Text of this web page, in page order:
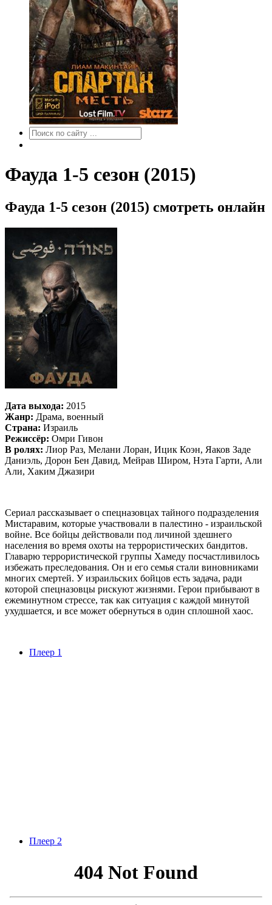
Фауда 1-5 сезон (2015)
Фауда 1-5 сезон (2015) смотреть онлайн
Дата выхода: 2015
Жанр: Драма, военный
Страна: Израиль
Режиссёр: Омри Гивон
В ролях: Лиор Раз, Мелани Лоран, Ицик Коэн, Яаков Заде
Даниэль, Дорон Бен Давид, Мейрав Широм, Нэта Гарти, Али
Али, Хаким Джазири
Сериал рассказывает о спецназовцах тайного подразделения
Мистаравим, которые участвовали в палестино - израильской
войне. Все бойцы действовали под личиной здешнего
населения во время охоты на террористических бандитов.
Главарю террористической группы Хамеду посчастливилось
избежать преследования. Он и его семья стали виновниками
многих смертей. У израильских бойцов есть задача, ради
которой спецназовцы рискуют жизнями. Герои прибывают в
ежеминутном стрессе, так как ситуация с каждой минутой
ухудшается, и все может обернуться в один сплошной хаос.
Плеер 1
Плеер 2